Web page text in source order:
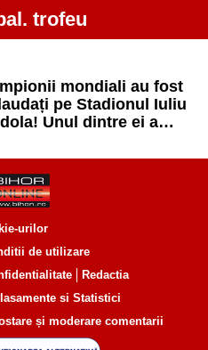
trofeu
mondiali au fost
pe Stadionul Iuliu
Unul dintre ei a
urilor
de utilizare
Redactia
și moderare comentarii